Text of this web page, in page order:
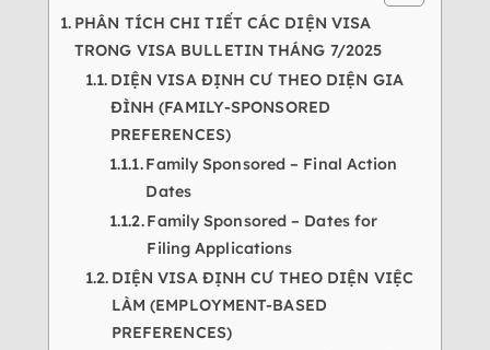
PHÂN TÍCH CHI TIẾT CÁC DIỆN VISA
TRONG VISA BULLETIN THÁNG 7/2025
DIỆN VISA ĐỊNH CƯ THEO DIỆN GIA
ĐÌNH (FAMILY-SPONSORED
PREFERENCES)
Family Sponsored – Final Action
Dates
Family Sponsored – Dates for
Filing Applications
DIỆN VISA ĐỊNH CƯ THEO DIỆN VIỆC
LÀM (EMPLOYMENT-BASED
PREFERENCES)